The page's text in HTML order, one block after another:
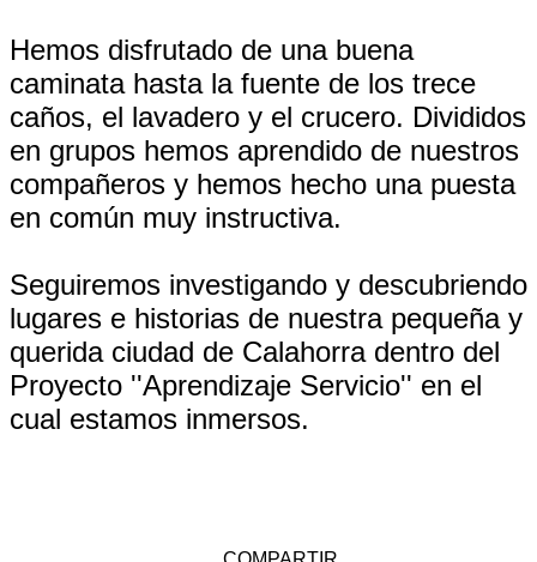
Hemos disfrutado de una buena
caminata hasta la fuente de los trece
caños, el lavadero y el crucero. Divididos
en grupos hemos aprendido de nuestros
compañeros y hemos hecho una puesta
en común muy instructiva.
Seguiremos investigando y descubriendo
lugares e historias de nuestra pequeña y
querida ciudad de Calahorra dentro del
Proyecto ''Aprendizaje Servicio'' en el
cual estamos inmersos.